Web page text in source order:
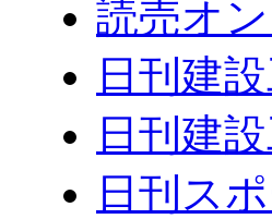
読売オ
日刊建
日刊建
日刊ス